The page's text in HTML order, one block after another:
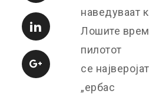
наведуваат
Лошите
пилотот
се
„ербас